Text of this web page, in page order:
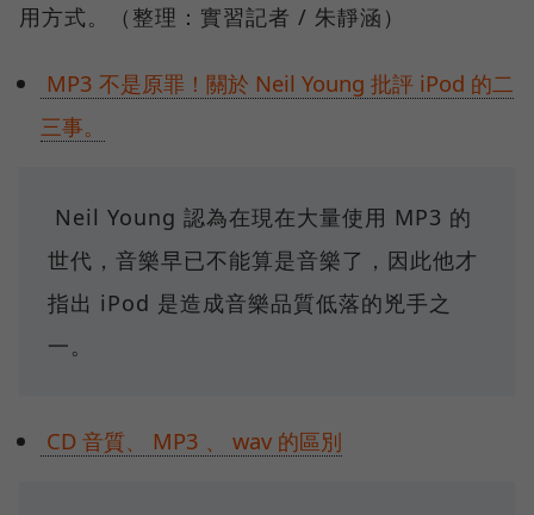
用方式。（整理：實習記者 / 朱靜涵）
MP3 不是原罪！關於 Neil Young 批評 iPod 的二
三事。
Neil Young 認為在現在大量使用 MP3 的
世代，音樂早已不能算是音樂了，因此他才
指出 iPod 是造成音樂品質低落的兇手之
一。
CD 音質、 MP3 、 wav 的區別